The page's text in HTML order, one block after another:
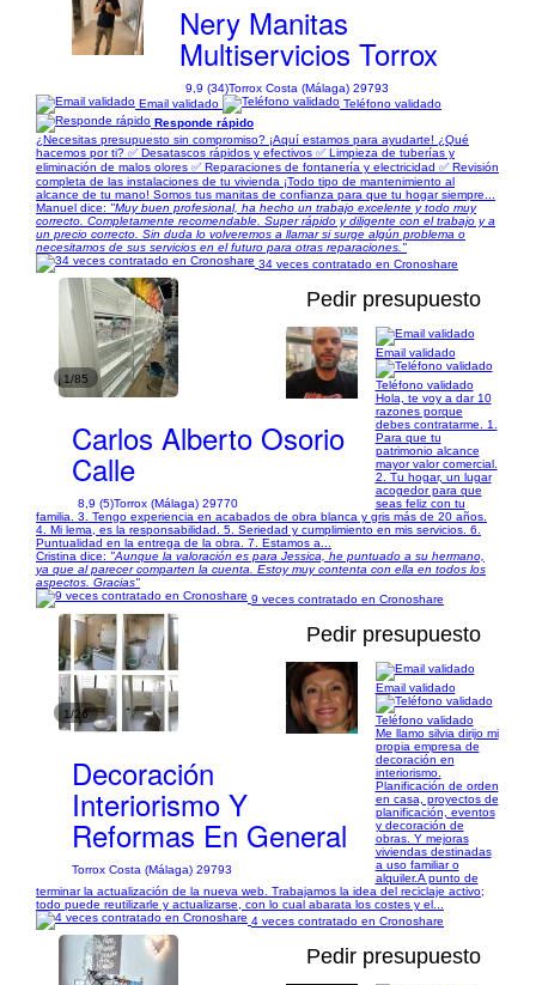
Nery Manitas
Multiservicios Torrox
9,9 (34)Torrox Costa (Málaga) 29793
Email validado
Teléfono validado
Responde rápido
¿Necesitas presupuesto sin compromiso? ¡Aquí estamos para ayudarte! ¿Qué
hacemos por ti? ✅ Desatascos rápidos y efectivos ✅ Limpieza de tuberías y
eliminación de malos olores ✅ Reparaciones de fontanería y electricidad ✅ Revisión
completa de las instalaciones de tu vivienda ¡Todo tipo de mantenimiento al
alcance de tu mano! Somos tus manitas de confianza para que tu hogar siempre...
Manuel dice: "Muy buen profesional, ha hecho un trabajo excelente y todo muy
correcto. Completamente recomendable. Super rápido y diligente con el trabajo y a
un precio correcto. Sin duda lo volveremos a llamar si surge algún problema o
necesitamos de sus servicios en el futuro para otras reparaciones."
34 veces contratado en Cronoshare
1/85
Pedir presupuesto
Carlos Alberto Osorio
Calle
8,9 (5)Torrox (Málaga) 29770
Email validado
Teléfono validado
Hola, te voy a dar 10
razones porque
debes contratarme. 1.
Para que tu
patrimonio alcance
mayor valor comercial.
2. Tu hogar, un lugar
acogedor para que
seas feliz con tu
familia. 3. Tengo experiencia en acabados de obra blanca y gris más de 20 años.
4. Mi lema, es la responsabilidad. 5. Seriedad y cumplimiento en mis servicios. 6.
Puntualidad en la entrega de la obra. 7. Estamos a...
Cristina dice: "Aunque la valoración es para Jessica, he puntuado a su hermano,
ya que al parecer comparten la cuenta. Estoy muy contenta con ella en todos los
aspectos. Gracias"
9 veces contratado en Cronoshare
1/26
Pedir presupuesto
Decoración
Interiorismo Y
Reformas En General
Torrox Costa (Málaga) 29793
Email validado
Teléfono validado
Me llamo silvia dirijo mi
propia empresa de
decoración en
interiorismo.
Planificación de orden
en casa, proyectos de
planificación, eventos
y decoración de
obras. Y mejoras
viviendas destinadas
a uso familiar o
alquiler.A punto de
terminar la actualización de la nueva web. Trabajamos la idea del reciclaje activo;
todo puede reutilizarle y actualizarse, con lo cual abarata los costes y el...
4 veces contratado en Cronoshare
Pedir presupuesto